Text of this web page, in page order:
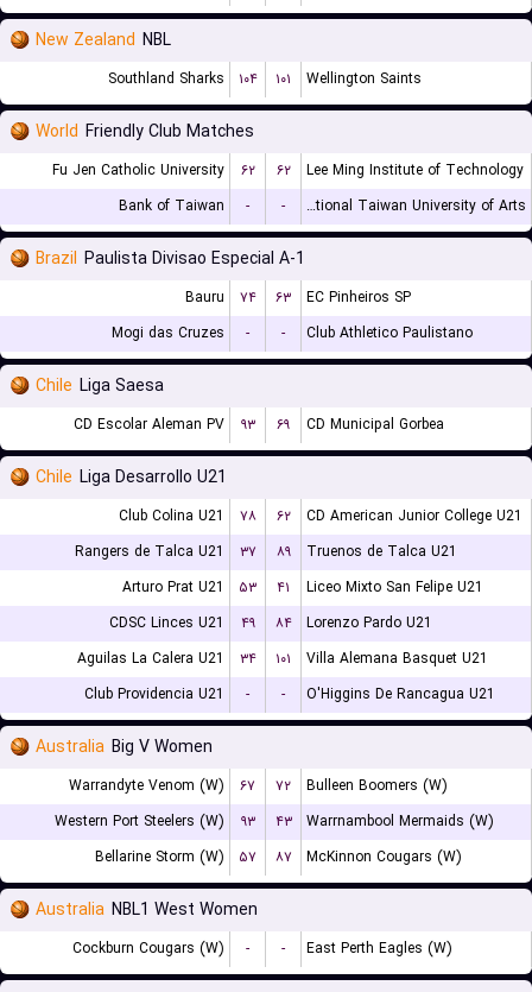
New Zealand NBL
Southland Sharks ۱۰۴ ۱۰۱ Wellington Saints
World Friendly Club Matches
Fu Jen Catholic University ۶۲ ۶۲
Lee Ming Institute of Technology
Bank of Taiwan
- - National Taiwan University of Arts
Brazil Paulista Divisao Especial A-1
Bauru ۷۴ ۶۳
EC Pinheiros SP
Mogi das Cruzes
- - Club Athletico Paulistano
Chile Liga Saesa
CD Escolar Aleman PV ۹۳ ۶۹ CD Municipal Gorbea
Chile Liga Desarrollo U21
Club Colina U21 ۷۸ ۶۲
CD American Junior College U21
Rangers de Talca U21
۳۷ ۸۹
Truenos de Talca U21
Arturo Prat U21
۵۳ ۴۱
Liceo Mixto San Felipe U21
CDSC Linces U21
۴۹ ۸۴
Lorenzo Pardo U21
Aguilas La Calera U21
۳۴ ۱۰۱
Villa Alemana Basquet U21
Club Providencia U21
- - O'Higgins De Rancagua U21
Australia Big V Women
Warrandyte Venom (W) ۶۷ ۷۲
Bulleen Boomers (W)
Western Port Steelers (W)
۹۳ ۴۳
Warrnambool Mermaids (W)
Bellarine Storm (W)
۵۷ ۸۷ McKinnon Cougars (W)
Australia NBL1 West Women
Cockburn Cougars (W) - - East Perth Eagles (W)